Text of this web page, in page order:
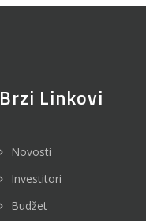
Brzi Linkovi
Novosti
Investitori
Budžet